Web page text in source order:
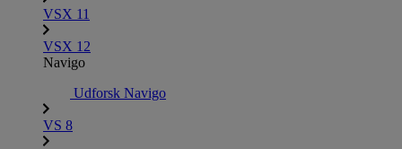
VSX 11
VSX 12
Navigo
Udforsk Navigo
VS 8